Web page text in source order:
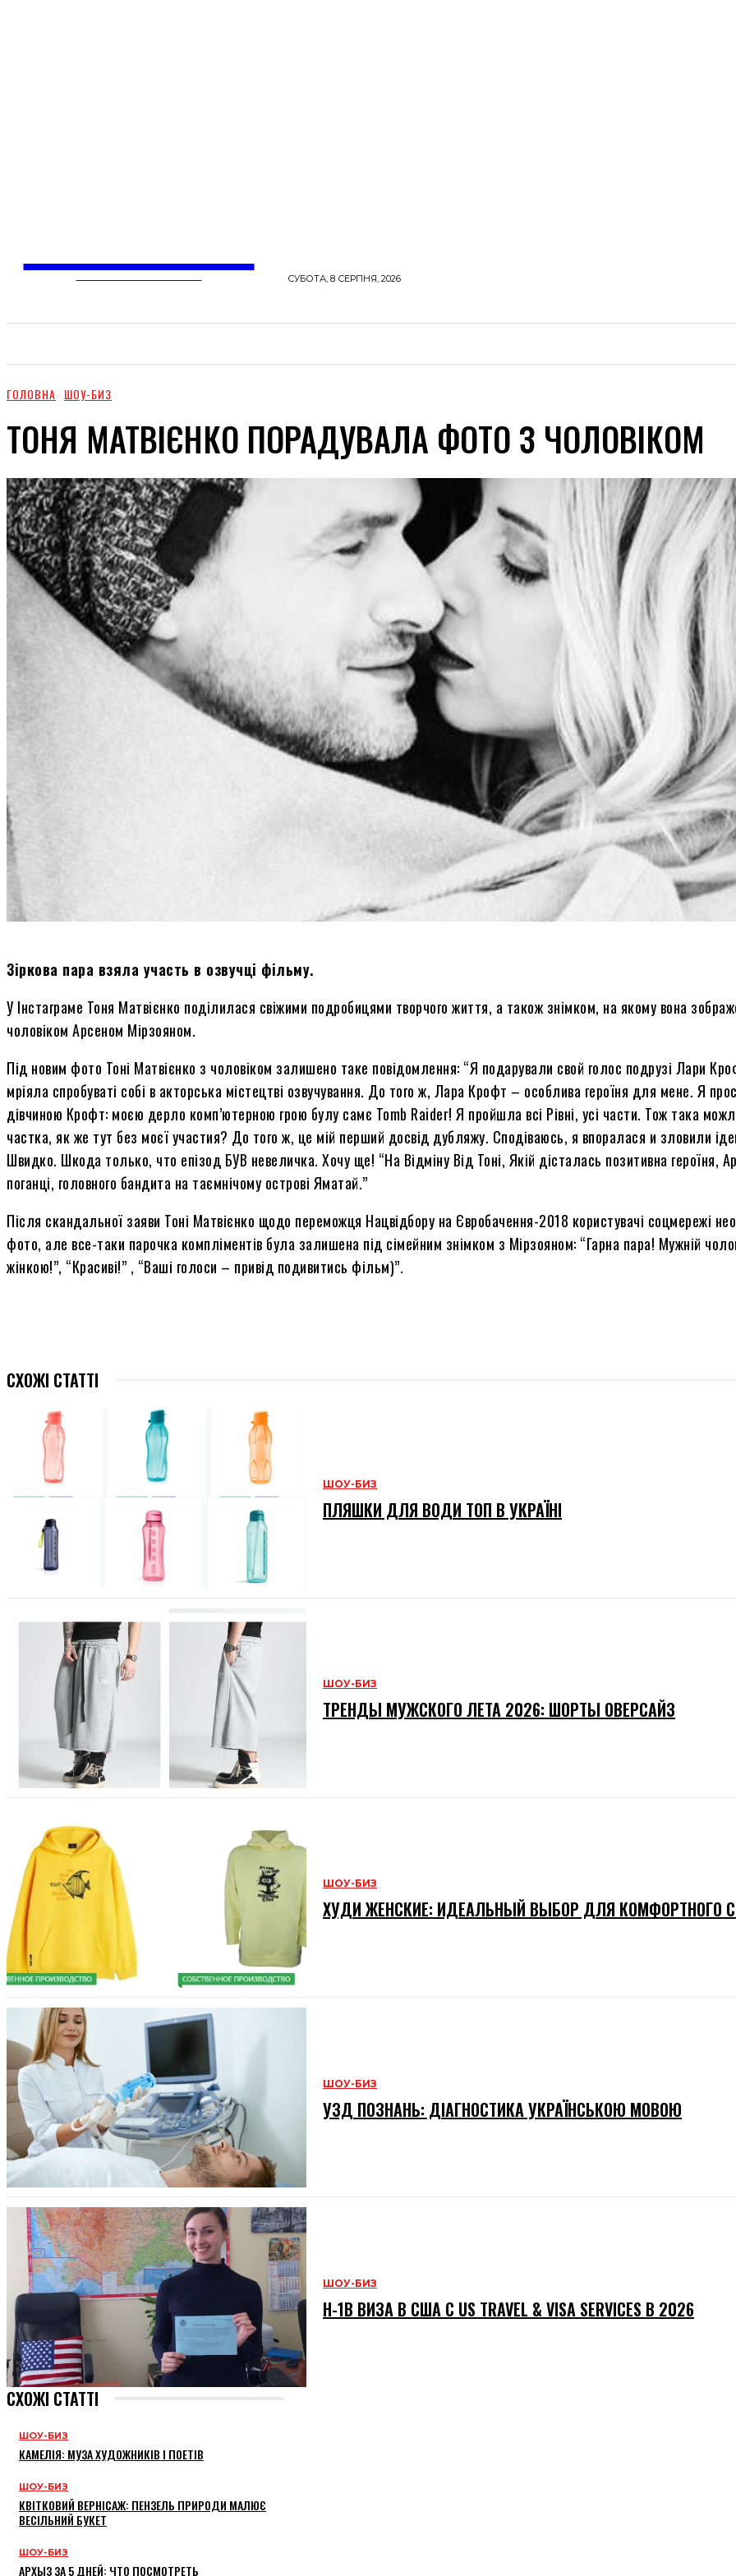
СУБОТА, 8 СЕРПНЯ, 2026
ГОЛОВНА ШОУ-БИЗ
ТОНЯ МАТВІЄНКО ПОРАДУВАЛА ФОТО З ЧОЛОВІКОМ
Зіркова пара взяла участь в озвучці фільму.
У Інстаграме Тоня Матвієнко поділилася свіжими подробицями творчого життя, а також знімком, на якому вона
чоловіком Арсеном Мірзояном.
Під новим фото Тоні Матвієнко з чоловіком залишено таке повідомлення: “Я подарували свой голос подрузі Лари
мріяла спробуваті собі в акторська містецтві озвучування. До того ж, Лара Крофт – особлива героїня для мене. Я
дівчиною Крофт: моєю дерло комп’ютерною грою булу самє Tomb Raider! Я пройшла всі Рівні, усі части. Тож така
частка, як же тут без моєї участия? До того ж, це мій перший досвід дубляжу. Сподіваюсь, я впоралася и зловили
Швидко. Шкода только, что епізод БУВ невеличка. Хочу ще! “На Відміну Від Тоні, Якій дісталась позитивна героїня,
поганці, головного бандита на таємнічому острові Яматай.”
Після скандальної заяви Тоні Матвієнко щодо переможця Нацвідбору на Євробачення-2018 користувачі соцмережі
фото, але все-таки парочка компліментів була залишена під сімейним знімком з Мірзояном: “Гарна пара! Мужній
жінкою!”, “Красиві!” , “Ваші голоси – привід подивитись фільм)”.
СХОЖІ СТАТТІ
ШОУ-БИЗ
ПЛЯШКИ ДЛЯ ВОДИ ТОП В УКРАЇНІ
ШОУ-БИЗ
ТРЕНДЫ МУЖСКОГО ЛЕТА 2026: ШОРТЫ ОВЕРСАЙЗ
ШОУ-БИЗ
ХУДИ ЖЕНСКИЕ: ИДЕАЛЬНЫЙ ВЫБОР ДЛЯ КОМФОРТНОГО
ШОУ-БИЗ
УЗД ПОЗНАНЬ: ДІАГНОСТИКА УКРАЇНСЬКОЮ МОВОЮ
ШОУ-БИЗ
H-1B ВИЗА В США С US TRAVEL & VISA SERVICES В 2026
СХОЖІ СТАТТІ
ШОУ-БИЗ
КАМЕЛІЯ: МУЗА ХУДОЖНИКІВ І ПОЕТІВ
ШОУ-БИЗ
КВІТКОВИЙ ВЕРНІСАЖ: ПЕНЗЕЛЬ ПРИРОДИ МАЛЮЄ
ВЕСІЛЬНИЙ БУКЕТ
ШОУ-БИЗ
АРХЫЗ ЗА 5 ДНЕЙ: ЧТО ПОСМОТРЕТЬ